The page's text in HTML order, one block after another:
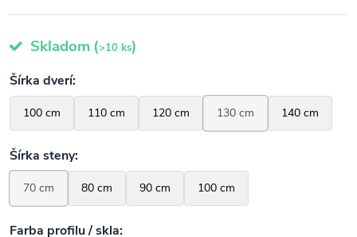
Skladom (>10 ks)